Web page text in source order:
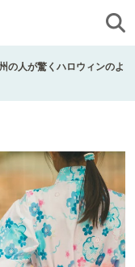
の人が驚くハロウィンのよ